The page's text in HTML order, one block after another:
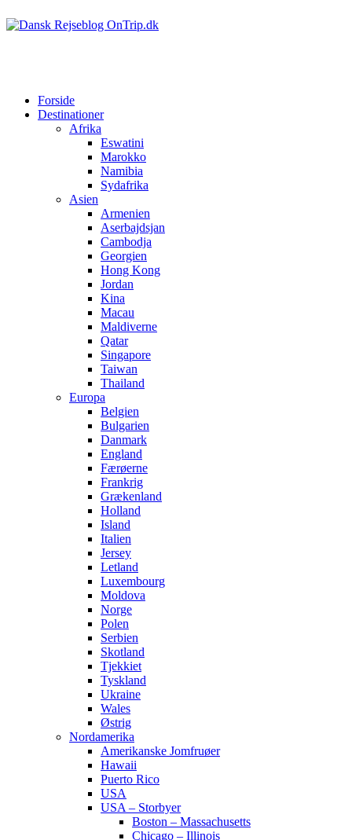
Forside
Destinationer
Afrika
Eswatini
Marokko
Namibia
Sydafrika
Asien
Armenien
Aserbajdsjan
Cambodja
Georgien
Hong Kong
Jordan
Kina
Macau
Maldiverne
Qatar
Singapore
Taiwan
Thailand
Europa
Belgien
Bulgarien
Danmark
England
Færøerne
Frankrig
Grækenland
Holland
Island
Italien
Jersey
Letland
Luxembourg
Moldova
Norge
Polen
Serbien
Skotland
Tjekkiet
Tyskland
Ukraine
Wales
Østrig
Nordamerika
Amerikanske Jomfruøer
Hawaii
Puerto Rico
USA
USA – Storbyer
Boston – Massachusetts
Chicago – Illinois